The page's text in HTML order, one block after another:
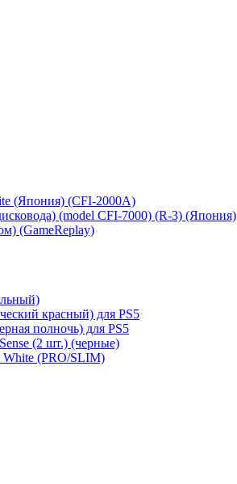
(Япония) (CFI-2000A)
(model CFI-7000) (R-3) (Япония)
(GameReplay)
красный) для PS5
полночь) для PS5
(2 шт.) (черные)
White (PRO/SLIM)